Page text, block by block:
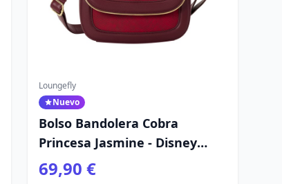
Loungefly
Nuevo
Bolso Bandolera Cobra
Princesa Jasmine - Disney
Loungefly Aladín
69,90 €